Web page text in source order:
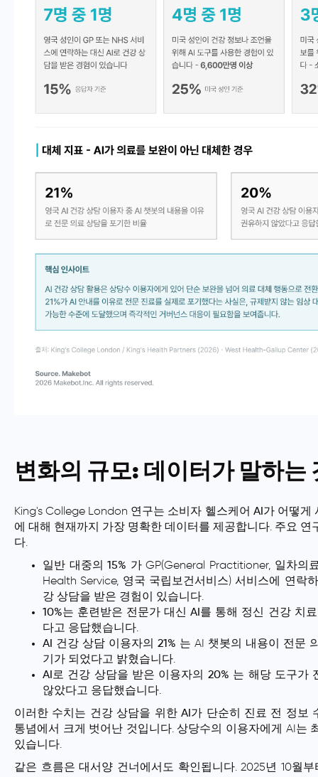
변화의 규모: 데이터가 말하는
King's College London 연구는 소비자 헬스케어 AI 가 어떻게
에 대해 현재까지 가장 명확한 데이터를 제공합니다. 주요 연
다.
일반 대중의 15% 가 GP(General Practitioner, 일차의
Health Service, 영국 국립보건서비스) 서비스에 연락
강 상담을 받은 경험이 있습니다.
10%는 훈련받은 전문가 대신 AI를 통해 정신 건강 치
다고 응답했습니다.
AI 건강 상담 이용자의 21% 는 AI 챗봇의 내용이 전문
기가 되었다고 밝혔습니다.
AI로 건강 상담을 받은 이용자의 20% 는 해당 도구가
않았다고 응답했습니다.
이러한 수치는 건강 상담을 위한 AI 가 단순히 진료 전 정보
통념에서 크게 벗어난 것입니다. 상당수의 이용자에게 AI는
있습니다.
같은 흐름은 대서양 건너에서도 확인됩니다. 2025년 10월